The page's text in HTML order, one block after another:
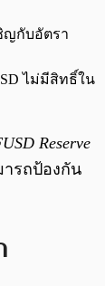
ญกับอัตรา
ไม่มีสิทธิ์ใน
Reserve
รถป้องกัน